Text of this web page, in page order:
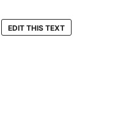
EDIT THIS TEXT